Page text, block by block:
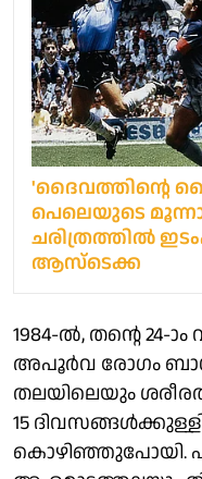
'ദൈവത്തിന്റെ
പെലെയുടെ
ചരിത്രത്തിൽ
ആസ്ടെക്ക
1984-ൽ, തന്റെ 24-
അപൂർവ രോഗം
തലയിലെയും
15
കൊഴിഞ്ഞുപോയി.